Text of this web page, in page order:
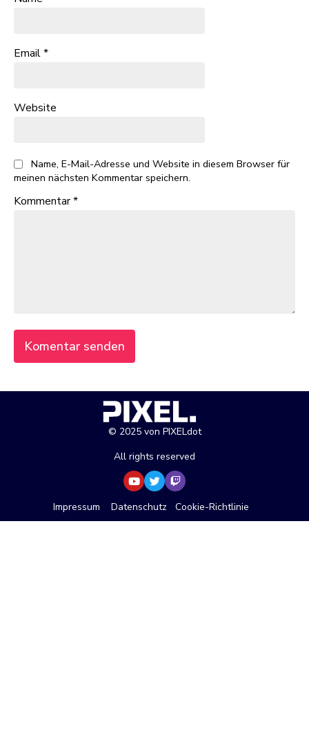
Email*
Website
Name, E-Mail-Adresse und Website in diesem Browser für
meinen nächsten Kommentar speichern.
Kommentar*
© 2025 von PIXELdot
All rights reserved
Impressum Datenschutz Cookie-Richtlinie